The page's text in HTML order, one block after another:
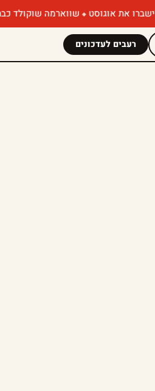
שווארמה שוקולד כבר
רעבים לעדכונים